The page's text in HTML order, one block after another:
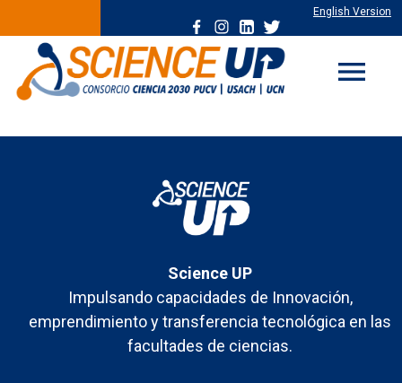
English Version
menu
Science UP
Impulsando capacidades de Innovación,
emprendimiento y transferencia tecnológica en las
facultades de ciencias.